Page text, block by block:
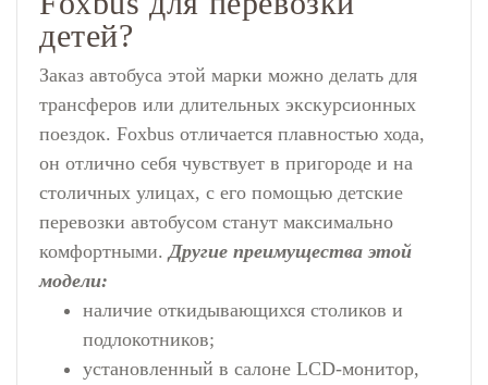
детей?
Заказ автобуса этой марки можно делать для
трансферов или длительных экскурсионных
поездок. Foxbus отличается плавностью хода,
он отлично себя чувствует в пригороде и на
столичных улицах, с его помощью детские
перевозки автобусом станут максимально
комфортными. Другие преимущества этой
модели:
наличие откидывающихся столиков и
подлокотников;
установленный в салоне LCD-монитор,